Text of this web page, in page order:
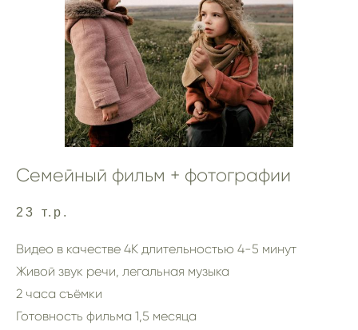
Семейный фильм + фотографии
23 т.р.
Видео в качестве 4К длительностью 4-5 минут
Живой звук речи, легальная музыка
2 часа съёмки
Готовность фильма 1,5 месяца